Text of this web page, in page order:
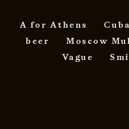
A for Athens
beer
Moscow
Vague